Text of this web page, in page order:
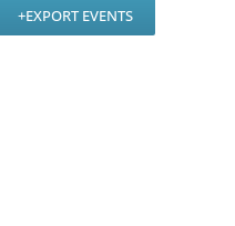
EXPORT EVENTS